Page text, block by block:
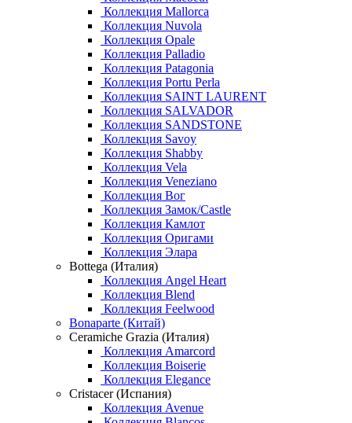
Коллекция Mallorca
Коллекция Nuvola
Коллекция Opale
Коллекция Palladio
Коллекция Patagonia
Коллекция Portu Perla
Коллекция SAINT LAURENT
Коллекция SALVADOR
Коллекция SANDSTONE
Коллекция Savoy
Коллекция Shabby
Коллекция Vela
Коллекция Veneziano
Коллекция Вог
Коллекция Замок/Castle
Коллекция Камлот
Коллекция Оригами
Коллекция Элара
Bottega (Италия)
Коллекция Angel Heart
Коллекция Blend
Коллекция Feelwood
Bonaparte (Китай)
Ceramiche Grazia (Италия)
Коллекция Amarcord
Коллекция Boiserie
Коллекция Elegance
Cristacer (Испания)
Коллекция Avenue